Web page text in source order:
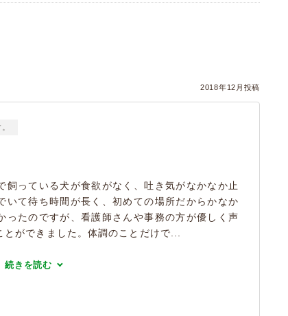
2018年12月投稿
飼っている犬が食欲がなく、吐き気がなかなか止
いて待ち時間が長く、初めての場所だからかなか
ったのですが、看護師さんや事務の方が優しく声
ができました。体調のことだけで...
続きを読む